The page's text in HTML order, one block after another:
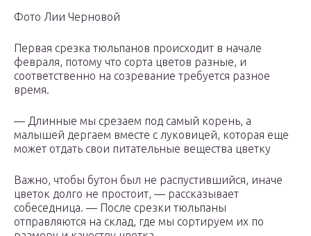
Фото Лии Черновой
Первая срезка тюльпанов происходит в начале
февраля, потому что сорта цветов разные, и
соответственно на созревание требуется разное
время.
— Длинные мы срезаем под самый корень, а
малышей дергаем вместе с луковицей, которая еще
может отдать свои питательные вещества цветку
Важно, чтобы бутон был не распустившийся, иначе
цветок долго не простоит, — рассказывает
собеседница. — После срезки тюльпаны
отправляются на склад, где мы сортируем их по